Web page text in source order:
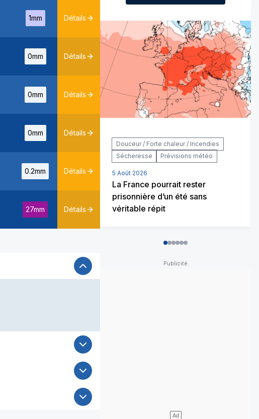
1mm Détails
0mm Détails
0mm Détails
0mm Détails
0.2mm Détails
27mm Détails
Douceur / Forte chaleur / Incendies
Sécheresse
Prévisions météo
5 Août 2026
La France pourrait rester
prisonnière d’un été sans
véritable répit